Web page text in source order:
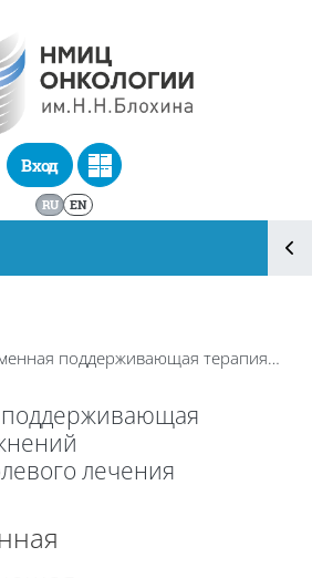
Вход
RU EN
Современная поддерживающая терапия осложнений противоопухолевого лечения
лечения